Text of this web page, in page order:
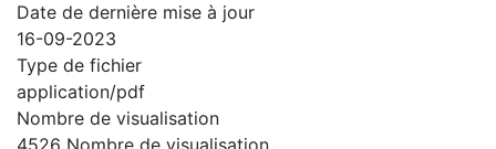
Date de dernière mise à jour
16-09-2023
Type de fichier
application/pdf
Nombre de visualisation